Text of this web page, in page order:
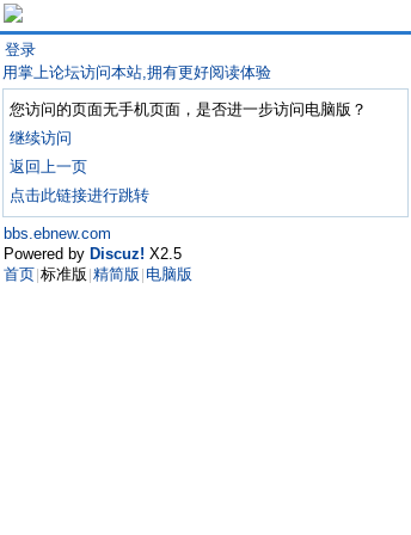
登录
用掌上论坛访问本站,拥有更好阅读体验
您访问的页面无手机页面，是否进一步访问电脑版？
继续访问
返回上一页
点击此链接进行跳转
bbs.ebnew.com
Powered by Discuz! X2.5
首页 标准版 精简版 电脑版